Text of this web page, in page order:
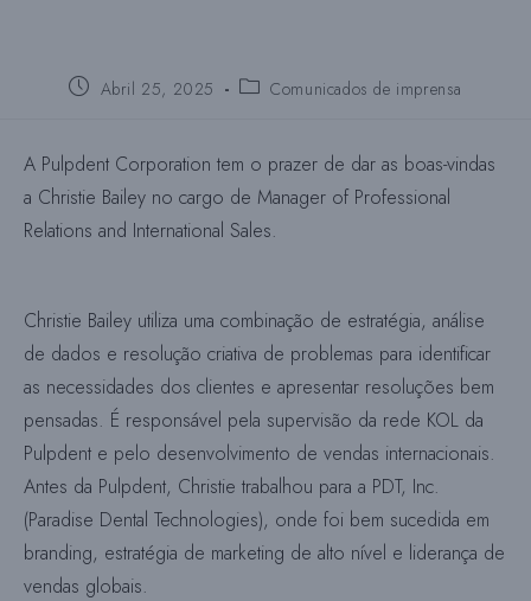
Publica:Abril 25, 2025
PublicaComunicados de imprensa
A Pulpdent Corporation tem o prazer de dar as boas-vindas
a Christie Bailey no cargo de Manager of Professional
Relations and International Sales.
Christie Bailey utiliza uma combinação de estratégia, análise
de dados e resolução criativa de problemas para identificar
as necessidades dos clientes e apresentar resoluções bem
pensadas. É responsável pela supervisão da rede KOL da
Pulpdent e pelo desenvolvimento de vendas internacionais.
Antes da Pulpdent, Christie trabalhou para a PDT, Inc.
(Paradise Dental Technologies), onde foi bem sucedida em
branding, estratégia de marketing de alto nível e liderança de
vendas globais.